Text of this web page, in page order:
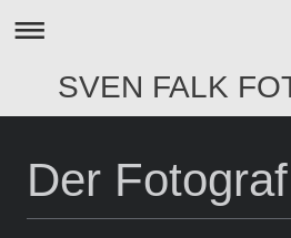
SVEN FALK
Der Fotograf